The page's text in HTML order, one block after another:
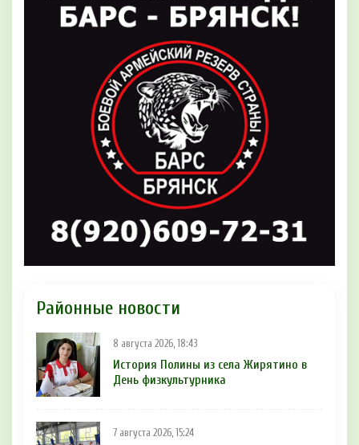
Районные новости
8 августа 2026, 18:43
История Полины из села Жирятино в
День физкультурника
7 августа 2026, 15:24